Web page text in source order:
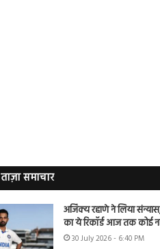
ताज़ा समाचार
अजिंक्य रहाणे ने लिया
का ये रिकॉर्ड आज तक कोई
30 July 2026 - 6:40 PM